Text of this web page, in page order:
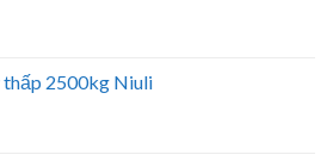
thấp 2500kg Niuli